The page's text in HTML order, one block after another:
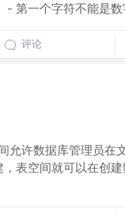
- 第一个字符不能是
评论
数据库管理员在文
表空间就可以在创